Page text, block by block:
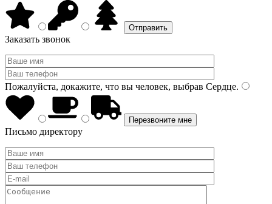
Заказать звонок
Пожалуйста, докажите, что вы человек, выбрав Сердце.
Письмо директору